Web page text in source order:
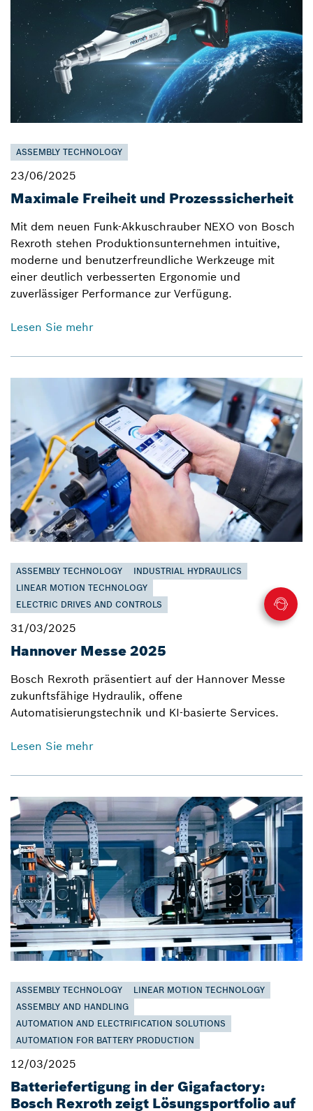
ASSEMBLY TECHNOLOGY
23/06/2025
Maximale Freiheit und Prozesssicherheit
Mit dem neuen Funk-Akkuschrauber NEXO von Bosch
Rexroth stehen Produktionsunternehmen intuitive,
moderne und benutzerfreundliche Werkzeuge mit
einer deutlich verbesserten Ergonomie und
zuverlässiger Performance zur Verfügung.
Lesen Sie mehr
ASSEMBLY TECHNOLOGY
INDUSTRIAL HYDRAULICS
LINEAR MOTION TECHNOLOGY
ELECTRIC DRIVES AND CONTROLS
31/03/2025
Hannover Messe 2025
Bosch Rexroth präsentiert auf der Hannover Messe
zukunftsfähige Hydraulik, offene
Automatisierungstechnik und KI-basierte Services.
Lesen Sie mehr
ASSEMBLY TECHNOLOGY
LINEAR MOTION TECHNOLOGY
ASSEMBLY AND HANDLING
AUTOMATION AND ELECTRIFICATION SOLUTIONS
AUTOMATION FOR BATTERY PRODUCTION
12/03/2025
Batteriefertigung in der Gigafactory:
Bosch Rexroth zeigt Lösungsportfolio auf